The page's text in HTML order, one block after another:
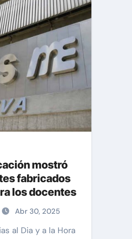
mostró
fabricados
los docentes
Abr 30, 2025